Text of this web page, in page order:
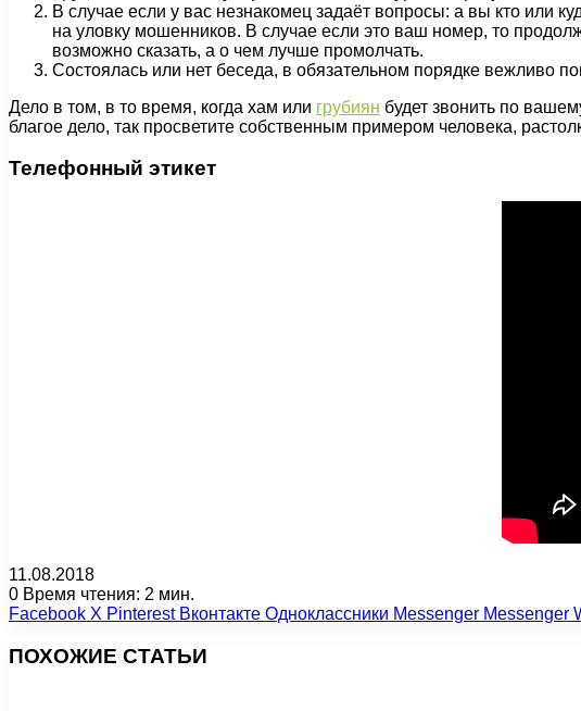
В случае если у вас незнакомец задаёт вопросы: а вы кто или
на уловку мошенников. В случае если это ваш номер, то
возможно сказать, а о чем лучше промолчать.
Состоялась или нет беседа, в обязательном порядке вежливо
Дело в том, в то время, когда хам или грубиян будет звонить по
благое дело, так просветите собственным примером человека,
Телефонный этикет
11.08.2018
0 Время чтения: 2 мин.
Facebook X Pinterest Вконтакте Одноклассники Messenger Messenger
ПОХОЖИЕ СТАТЬИ